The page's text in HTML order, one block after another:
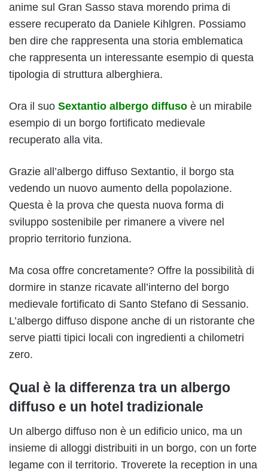
anime sul Gran Sasso stava morendo prima di
essere recuperato da Daniele Kihlgren. Possiamo
ben dire che rappresenta una storia emblematica
che rappresenta un interessante esempio di questa
tipologia di struttura alberghiera.
Ora il suo Sextantio albergo diffuso è un mirabile
esempio di un borgo fortificato medievale
recuperato alla vita.
Grazie all’albergo diffuso Sextantio, il borgo sta
vedendo un nuovo aumento della popolazione.
Questa è la prova che questa nuova forma di
sviluppo sostenibile per rimanere a vivere nel
proprio territorio funziona.
Ma cosa offre concretamente? Offre la possibilità di
dormire in stanze ricavate all’interno del borgo
medievale fortificato di Santo Stefano di Sessanio.
L’albergo diffuso dispone anche di un ristorante che
serve piatti tipici locali con ingredienti a chilometri
zero.
Qual è la differenza tra un albergo
diffuso e un hotel tradizionale
Un albergo diffuso non è un edificio unico, ma un
insieme di alloggi distribuiti in un borgo, con un forte
legame con il territorio. Troverete la reception in una